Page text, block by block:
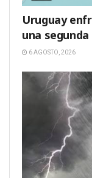
Uruguay
una
6 AGOSTO, 2026